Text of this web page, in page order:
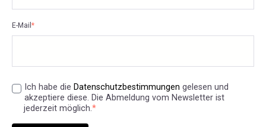
E-Mail *
Ich habe die Datenschutzbestimmungen gelesen und
akzeptiere diese. Die Abmeldung vom Newsletter ist
jederzeit möglich.*